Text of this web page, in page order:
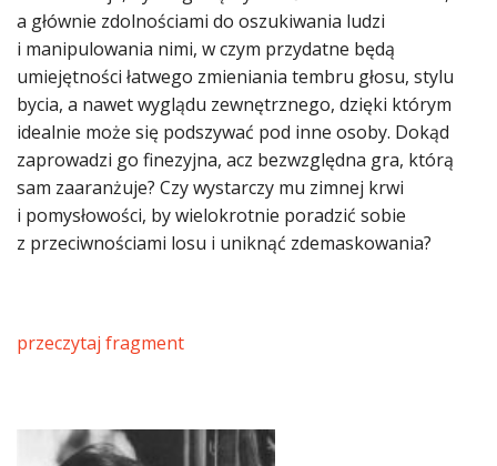
a głównie zdolnościami do oszukiwania ludzi
i manipulowania nimi, w czym przydatne będą
umiejętności łatwego zmieniania tembru głosu, stylu
bycia, a nawet wyglądu zewnętrznego, dzięki którym
idealnie może się podszywać pod inne osoby. Dokąd
zaprowadzi go finezyjna, acz bezwzględna gra, którą
sam zaaranżuje? Czy wystarczy mu zimnej krwi
i pomysłowości, by wielokrotnie poradzić sobie
z przeciwnościami losu i uniknąć zdemaskowania?
przeczytaj fragment